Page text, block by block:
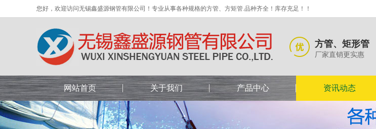
您好，欢迎访问无锡鑫盛源钢管有限公司！专业从事各种规格的方管、方矩管.品种齐全！库存充足！！
方管、矩形管
厂家直销更实惠
网站首页 关于我们 产品中心 资讯动态